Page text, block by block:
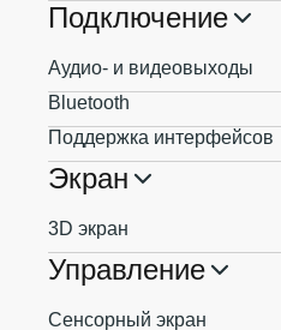
Подключение
Аудио- и видеовыходы
Bluetooth
Поддержка интерфейсов
Экран
3D экран
Управление
Сенсорный экран